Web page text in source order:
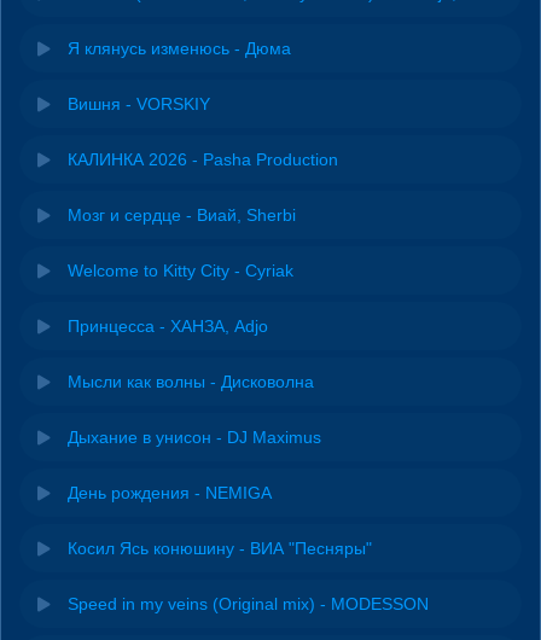
Я клянусь изменюсь - Дюма
Вишня - VORSKIY
КАЛИНКА 2026 - Pasha Production
Мозг и сердце - Виай, Sherbi
Welcome to Kitty City - Cyriak
Принцесса - ХАНЗА, Adjo
Мысли как волны - Дисковолна
Дыхание в унисон - DJ Maximus
День рождения - NEMIGA
Косил Ясь конюшину - ВИА "Песняры"
Speed in my veins (Original mix) - MODESSON